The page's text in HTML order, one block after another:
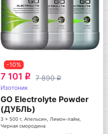
-10%
7 101 q 7 890q
Изотоник
GO Electrolyte Powder
(ДУБЛЬ)
3 x 500 г, Апельсин, Лимон-лайм,
Черная смородина